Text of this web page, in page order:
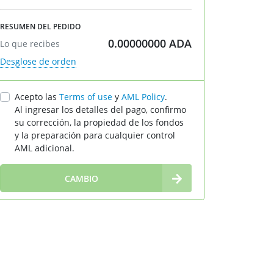
RESUMEN DEL PEDIDO
Lo que recibes 0.00000000 ADA
Desglose de orden
Acepto las Terms of use у AML Policy.
Al ingresar los detalles del pago, confirmo
su corrección, la propiedad de los fondos
y la preparación para cualquier control
AML adicional.
CAMBIO